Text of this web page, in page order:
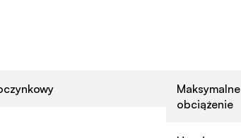
Maksymalne
obciążenie